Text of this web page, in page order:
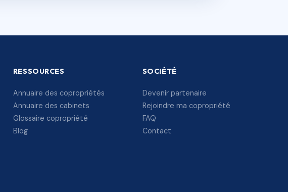
RESSOURCES
Annuaire des copropriétés
Annuaire des cabinets
Glossaire copropriété
Blog
SOCIÉTÉ
Devenir partenaire
Rejoindre ma copropriété
FAQ
Contact